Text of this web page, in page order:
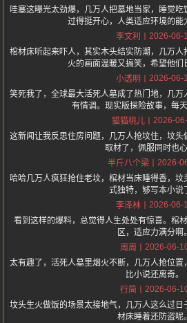
哇塞这曝光太劲爆，几万人把墓地当家，睡觉
过得挺开心，人类适应环境的能
李文利
2026-06-
棺材床听起来吓人，其实木头结实防潮，几万
火的画面温暖又搞笑，希望他们
小透明
2026-06-
笑死我了，全球最大活死人墓成了热门地，几
有情调。现实版探险故事，每天
猫猫桃儿
2026-
这新闻让我反思住房问题，几万人抢坟住，坟
取材了，佩服同时也心
半斤八个梁
2026-
哈哈几万人疯狂抢住老坟，棺材当床睡得香，
式独特，够写本小说
李泽林
2026-06-
看到这样的爆料，总觉得人生处处有惊喜。棺
区，适应力满分啊。
周周
2026-06-
太有趣了，活死人墓里烟火不断，几万人抢位
比小说还离奇。
行简
2026-06-
坟头生火做饭的场景太接地气，几万人这么过
材床睡着还防盗呢。